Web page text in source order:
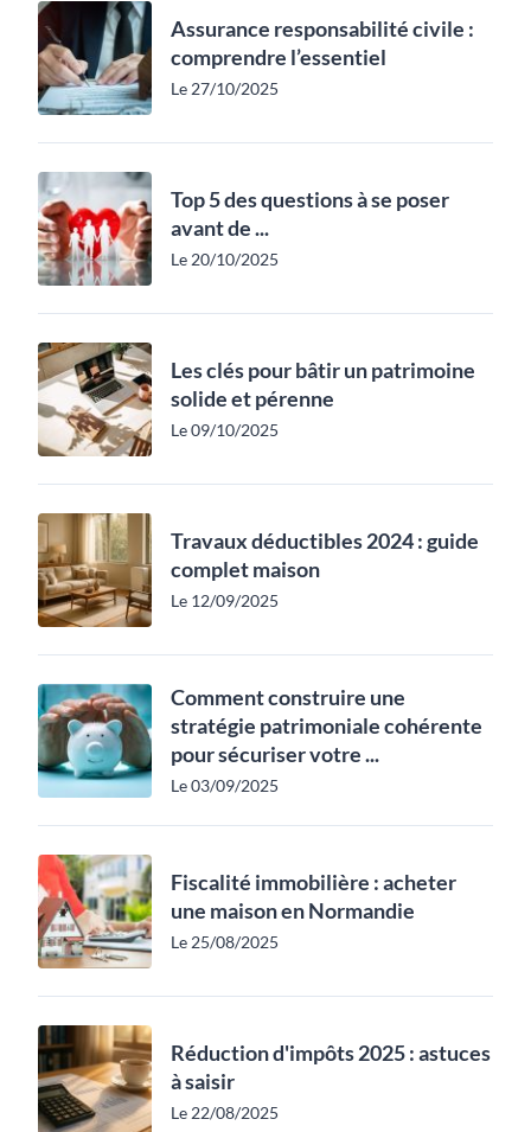
Assurance responsabilité civile :
comprendre l’essentiel
Le 27/10/2025
Top 5 des questions à se poser
avant de ...
Le 20/10/2025
Les clés pour bâtir un patrimoine
solide et pérenne
Le 09/10/2025
Travaux déductibles 2024 : guide
complet maison
Le 12/09/2025
Comment construire une
stratégie patrimoniale cohérente
pour sécuriser votre ...
Le 03/09/2025
Fiscalité immobilière : acheter
une maison en Normandie
Le 25/08/2025
Réduction d'impôts 2025 : astuces
à saisir
Le 22/08/2025